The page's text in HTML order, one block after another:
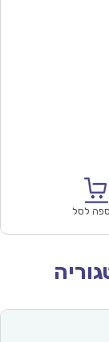
לסל